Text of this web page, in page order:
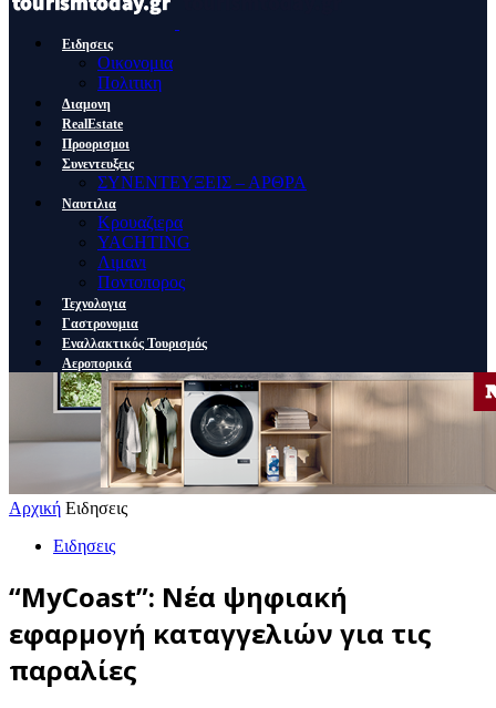
Ειδησεις
Οικονομια
Πολιτικη
Διαμονη
RealEstate
Προορισμοι
Συνεντευξεις
ΣΥΝΕΝΤΕΥΞΕΙΣ – ΑΡΘΡΑ
Ναυτιλια
Κρουαζιερα
YACHTING
Λιμανι
Ποντοπορος
Τεχνολογια
Γαστρονομια
Εναλλακτικός Τουρισμός
Αεροπορικά
Αρχική Ειδησεις
Ειδησεις
“MyCoast”: Νέα ψηφιακή
εφαρμογή καταγγελιών για τις
παραλίες